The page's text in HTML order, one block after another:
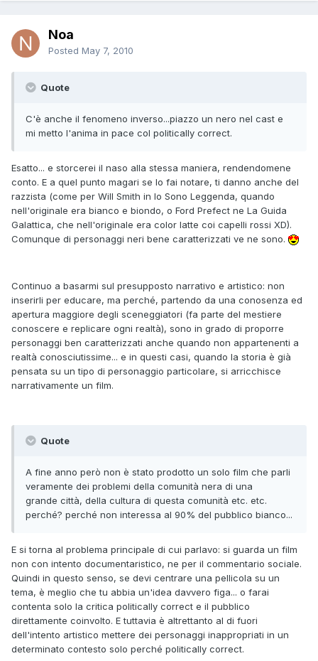
Noa
Posted May 7, 2010
Quote
C'è anche il fenomeno inverso...piazzo un nero nel cast e
mi metto l'anima in pace col politically correct.
Esatto... e storcerei il naso alla stessa maniera, rendendomene
conto. E a quel punto magari se lo fai notare, ti danno anche del
razzista (come per Will Smith in Io Sono Leggenda, quando
nell'originale era bianco e biondo, o Ford Prefect ne La Guida
Galattica, che nell'originale era color latte coi capelli rossi XD).
Comunque di personaggi neri bene caratterizzati ve ne sono.
Continuo a basarmi sul presupposto narrativo e artistico: non
inserirli per educare, ma perché, partendo da una conosenza ed
apertura maggiore degli sceneggiatori (fa parte del mestiere
conoscere e replicare ogni realtà), sono in grado di proporre
personaggi ben caratterizzati anche quando non appartenenti a
realtà conosciutissime... e in questi casi, quando la storia è già
pensata su un tipo di personaggio particolare, si arricchisce
narrativamente un film.
Quote
A fine anno però non è stato prodotto un solo film che parli
veramente dei problemi della comunità nera di una
grande città, della cultura di questa comunità etc. etc.
perché? perché non interessa al 90% del pubblico bianco...
E si torna al problema principale di cui parlavo: si guarda un film
non con intento documentaristico, ne per il commentario sociale.
Quindi in questo senso, se devi centrare una pellicola su un
tema, è meglio che tu abbia un'idea davvero figa... o farai
contenta solo la critica politically correct e il pubblico
direttamente coinvolto. E tuttavia è altrettanto al di fuori
dell'intento artistico mettere dei personaggi inappropriati in un
determinato contesto solo perché politically correct.